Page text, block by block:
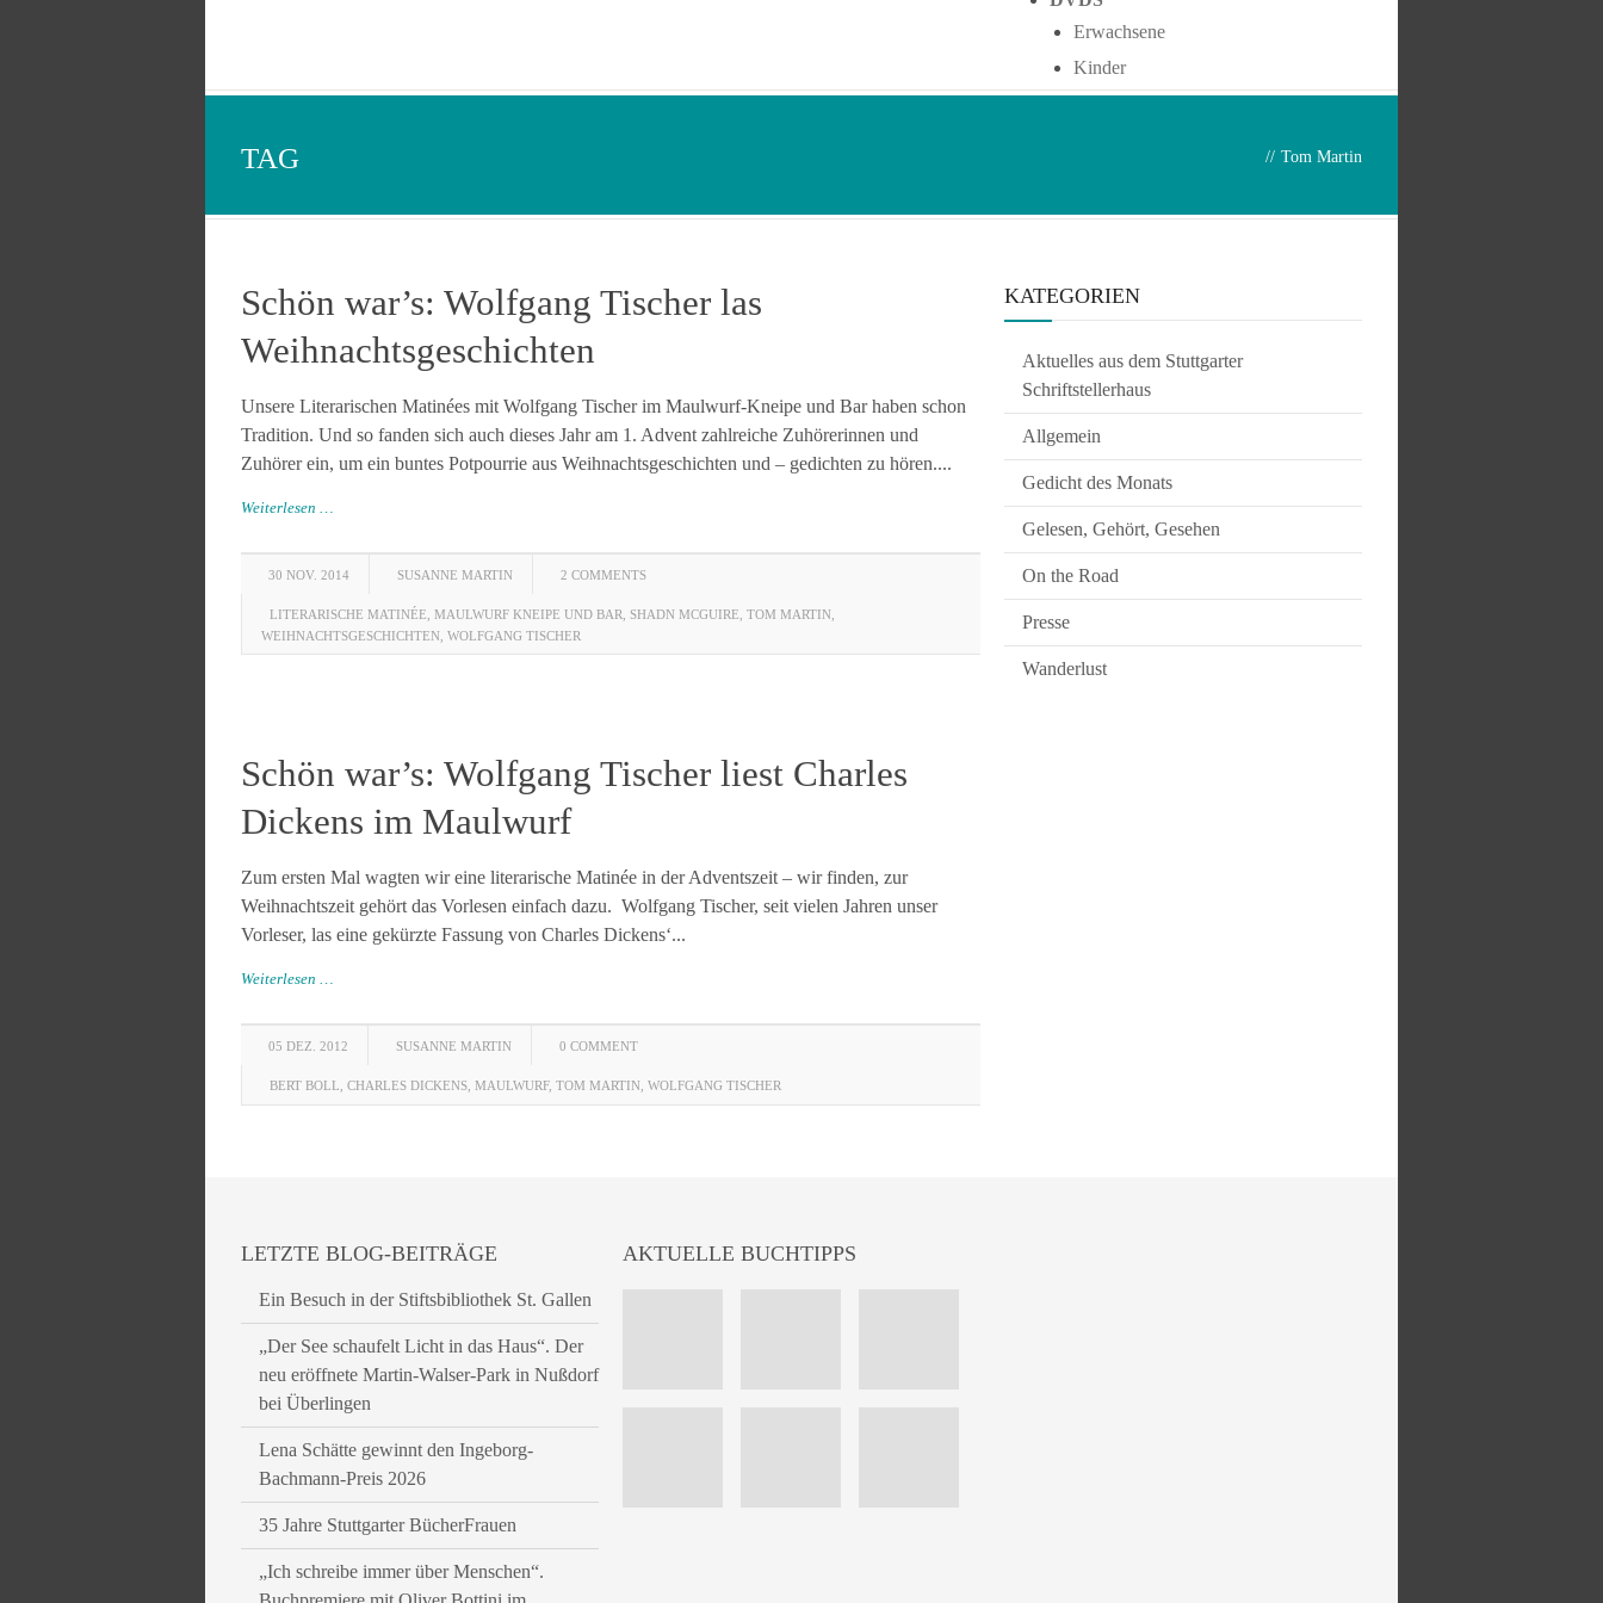
Erwachsene
Kinder
TAG // Tom Martin
Schön war’s: Wolfgang Tischer las
Weihnachtsgeschichten
Unsere Literarischen Matinées mit Wolfgang Tischer im Maulwurf-Kneipe und Bar haben schon
Tradition. Und so fanden sich auch dieses Jahr am 1. Advent zahlreiche Zuhörerinnen und
Zuhörer ein, um ein buntes Potpourrie aus Weihnachtsgeschichten und – gedichten zu hören....
Weiterlesen …
30 NOV. 2014 SUSANNE MARTIN 2 COMMENTS
LITERARISCHE MATINÉE MAULWURF KNEIPE UND BAR SHADN MCGUIRE TOM MARTIN
WEIHNACHTSGESCHICHTEN WOLFGANG TISCHER
Schön war’s: Wolfgang Tischer liest Charles
Dickens im Maulwurf
Zum ersten Mal wagten wir eine literarische Matinée in der Adventszeit – wir finden, zur
Weihnachtszeit gehört das Vorlesen einfach dazu. Wolfgang Tischer, seit vielen Jahren unser
Vorleser, las eine gekürzte Fassung von Charles Dickens‘...
Weiterlesen …
05 DEZ. 2012 SUSANNE MARTIN 0 COMMENT
BERT BOLL CHARLES DICKENS MAULWURF, TOM MARTIN WOLFGANG TISCHER
KATEGORIEN
Aktuelles aus dem Stuttgarter
Schriftstellerhaus
Allgemein
Gedicht des Monats
Gelesen, Gehört, Gesehen
On the Road
Presse
Wanderlust
LETZTE BLOG-BEITRÄGE
Ein Besuch in der Stiftsbibliothek St. Gallen
„Der See schaufelt Licht in das Haus“. Der
neu eröffnete Martin-Walser-Park in Nußdorf
bei Überlingen
Lena Schätte gewinnt den Ingeborg-
Bachmann-Preis 2026
35 Jahre Stuttgarter BücherFrauen
„Ich schreibe immer über Menschen“.
AKTUELLE BUCHTIPPS